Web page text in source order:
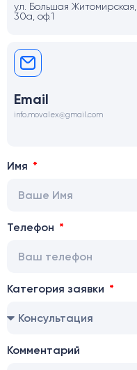
ул. Большая Житомирская,
30а, оф.1
Email
info.movalex@gmail.com
Имя
Телефон
Категория заявки
Комментарий